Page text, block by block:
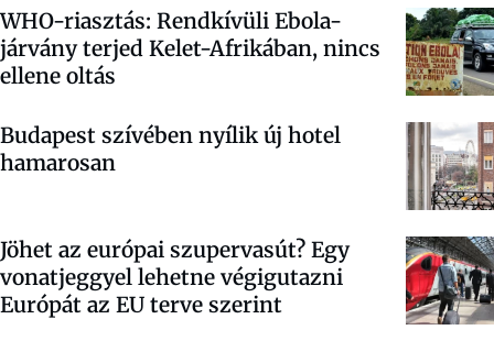
WHO-riasztás: Rendkívüli Ebola-
járvány terjed Kelet-Afrikában, nincs
ellene oltás
Budapest szívében nyílik új hotel
hamarosan
Jöhet az európai szupervasút? Egy
vonatjeggyel lehetne végigutazni
Európát az EU terve szerint